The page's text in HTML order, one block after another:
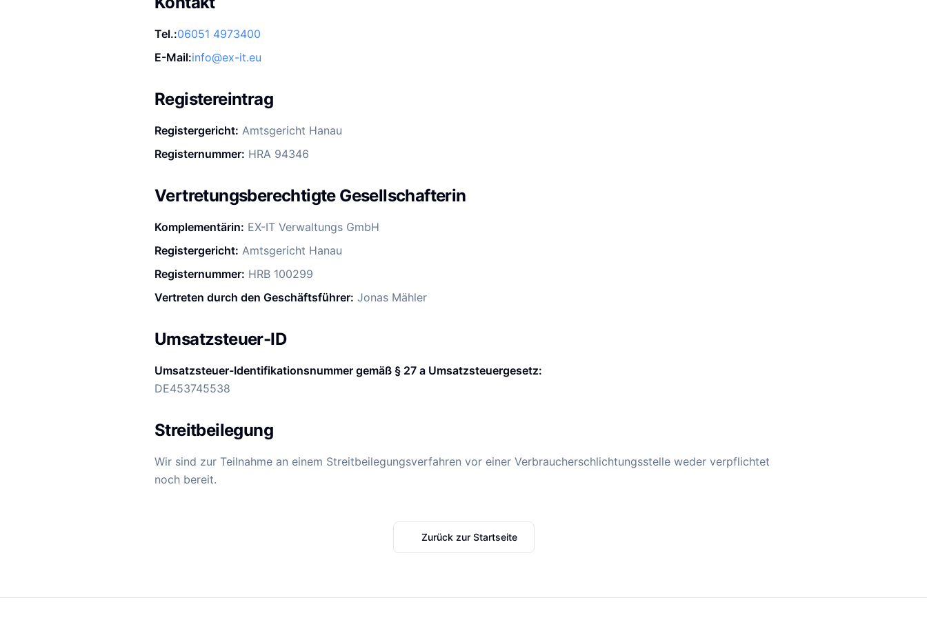
Tel.:06051 4973400
E-Mail:info@ex-it.eu
Registereintrag
Registergericht: Amtsgericht Hanau
Registernummer: HRA 94346
Vertretungsberechtigte Gesellschafterin
Komplementärin: EX-IT Verwaltungs GmbH
Registergericht: Amtsgericht Hanau
Registernummer: HRB 100299
Vertreten durch den Geschäftsführer: Jonas Mähler
Umsatzsteuer-ID
Umsatzsteuer-Identifikationsnummer gemäß § 27 a Umsatzsteuergesetz:
DE453745538
Streitbeilegung
Wir sind zur Teilnahme an einem Streitbeilegungsverfahren vor einer Verbraucherschlichtungsstelle weder verpflichtet
noch bereit.
Zurück zur Startseite